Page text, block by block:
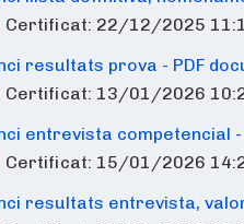
Certificat: 22/12/2025
resultats prova - PDF
Certificat: 13/01/2026
entrevista competencial -
Certificat: 15/01/2026
resultats entrevista,